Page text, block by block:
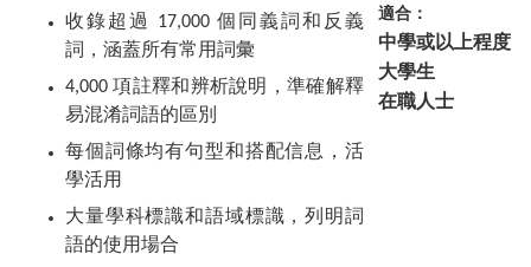
收錄超過 17,000 個同義詞和反義
詞，涵蓋所有常用詞彙
4,000 項註釋和辨析說明，準確解釋
易混淆詞語的區別
每個詞條均有句型和搭配信息，活
學活用
大量學科標識和語域標識，列明詞
語的使用場合
適合：
中學或以上程度
大學生
在職人士